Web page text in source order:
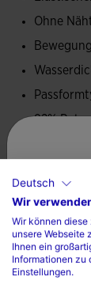
Ohne
92%
Kein
Nicht
Deutsch
Wir
Wir können
unsere Webseite
Ihnen ein
Informationen zu
Einstellungen.